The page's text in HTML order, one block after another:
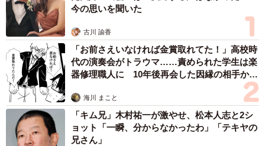
少しずつ不安が解けていった
少しずつお散歩になれ始めためごですが、ときどき振り返
ってはスタッフの表情を確認します。「大丈夫だよね？
私のこともう捨てないよね？」と言わんばかりの様子で
す。そのたびにスタッフは「大丈夫だよ」「一緒にいる
よ」とめごに言いました。
スタッフは、「はたから見ると、独り言の多い人が散歩し
今の思いを聞いた
古川 諭香
「お前さえいなければ金賞取れてた！」高校時
代の演奏会がトラウマ……責められた学生は楽
器修理職人に 10年後再会した因縁の相手から
海川 まこと
「キム兄」木村祐一が激やせ、松本人志と2シ
ョット「一瞬、分からなかったわ」「テキヤの
兄さん」